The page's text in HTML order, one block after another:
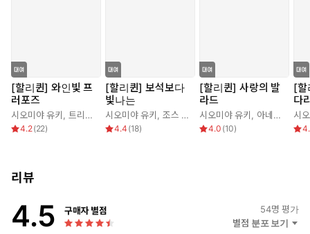
[할리퀸] 와인빛 프
러포즈
시오미야 유키 트리시 머레이
4.2(22)
[할리퀸] 보석보다
빛나는
시오미야 유키 조스 우드
4.4 (18)
[할리퀸] 사랑의 발
라드
시오미야 유키 아네트 브로드릭
4.0 (10)
[할
다
시
리뷰
4.5 구매자 별점 54명 평가
별점 분포 보기